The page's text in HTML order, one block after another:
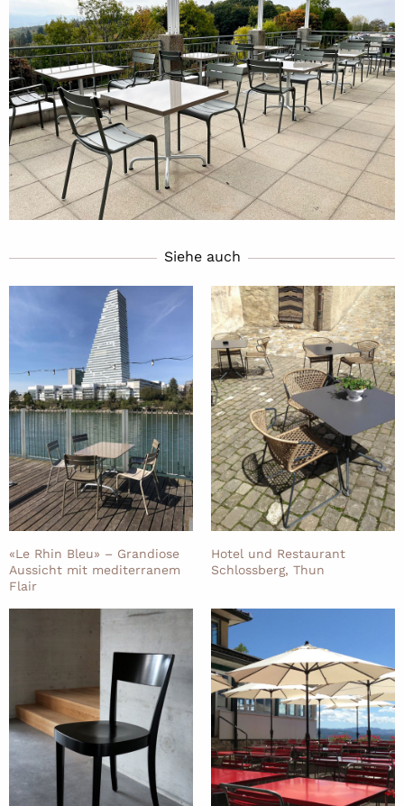
Siehe auch
«Le Rhin Bleu» – Grandiose
Aussicht mit mediterranem
Flair
Hotel und Restaurant
Schlossberg, Thun